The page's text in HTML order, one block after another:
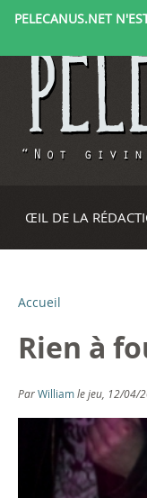
PELECANUS.NET
ŒIL DE LA
V
o
u
s
Accueil
Rien à
ParWilliamle jeu, 12/04/